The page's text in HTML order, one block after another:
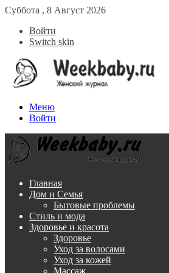
Суббота , 8 Август 2026
Войти
Switch skin
Меню
Войти
Главная
Дом и Семья
Бытовые проблемы
Стиль и мода
Здоровье и красота
Здоровье
Уход за волосами
Уход за кожей
Массаж